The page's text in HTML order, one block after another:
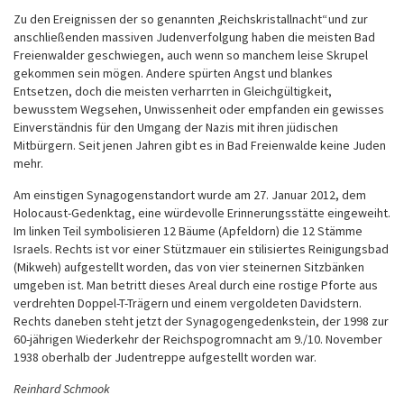
Zu den Ereignissen der so genannten „Reichskristallnacht“ und zur
anschließenden massiven Judenverfolgung haben die meisten Bad
Freienwalder geschwiegen, auch wenn so manchem leise Skrupel
gekommen sein mögen. Andere spürten Angst und blankes
Entsetzen, doch die meisten verharrten in Gleichgültigkeit,
bewusstem Wegsehen, Unwissenheit oder empfanden ein gewisses
Einverständnis für den Umgang der Nazis mit ihren jüdischen
Mitbürgern. Seit jenen Jahren gibt es in Bad Freienwalde keine Juden
mehr.
Am einstigen Synagogenstandort wurde am 27. Januar 2012, dem
Holocaust-Gedenktag, eine würdevolle Erinnerungsstätte eingeweiht.
Im linken Teil symbolisieren 12 Bäume (Apfeldorn) die 12 Stämme
Israels. Rechts ist vor einer Stützmauer ein stilisiertes Reinigungsbad
(Mikweh) aufgestellt worden, das von vier steinernen Sitzbänken
umgeben ist. Man betritt dieses Areal durch eine rostige Pforte aus
verdrehten Doppel-T-Trägern und einem vergoldeten Davidstern.
Rechts daneben steht jetzt der Synagogengedenkstein, der 1998 zur
60-jährigen Wiederkehr der Reichspogromnacht am 9./10. November
1938 oberhalb der Judentreppe aufgestellt worden war.
Reinhard Schmook